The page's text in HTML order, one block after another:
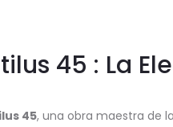
45 : La
45, una obra maestra de la